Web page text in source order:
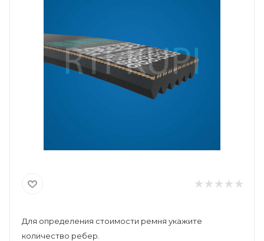
Для определения стоимости ремня укажите
количество ребер.